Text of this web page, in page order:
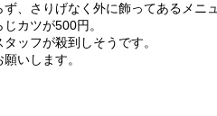
、さりげなく外に飾ってあるメニ
カツが500円。
ッフが殺到しそうです。
いします。